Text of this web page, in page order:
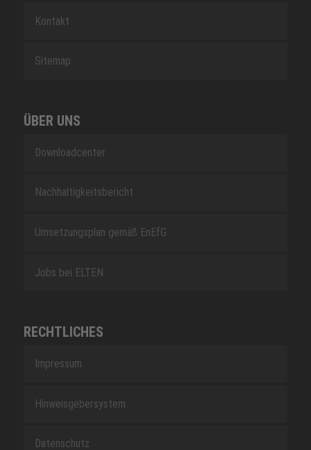
Kontakt
Sitemap
ÜBER UNS
Downloadcenter
Nachhaltigkeitsbericht
Umsetzungsplan gemäß EnEfG
Jobs bei ELTEN
RECHTLICHES
Impressum
Hinweisgebersystem
Datenschutz